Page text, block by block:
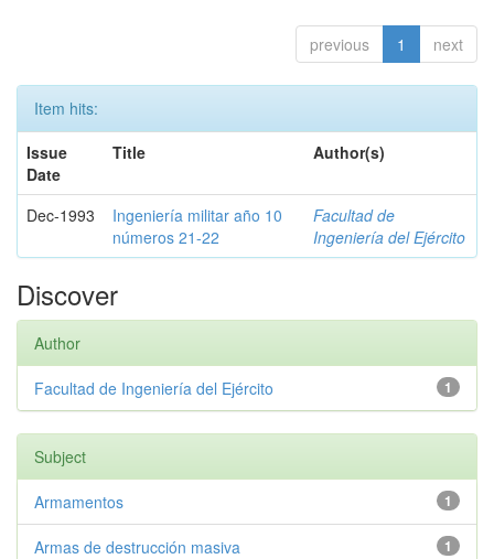
previous 1 next
Item hits:
Issue
Date
Title Author(s)
Dec-1993
Ingeniería militar año 10
números 21-22
Facultad de
Ingeniería del Ejército
Discover
Author
1
Facultad de Ingeniería del Ejército
Subject
1
Armamentos
1
Armas de destrucción masiva